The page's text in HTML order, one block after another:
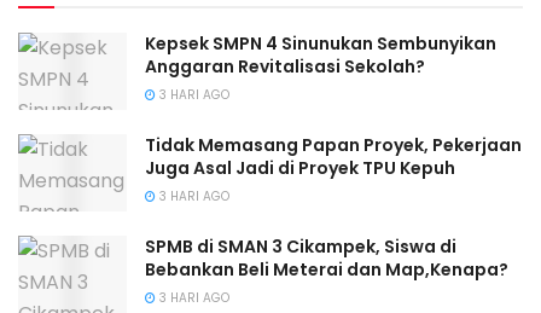
Kepsek SMPN 4 Sinunukan Sembunyikan
Anggaran Revitalisasi Sekolah?
3 HARI AGO
Tidak Memasang Papan Proyek, Pekerjaan
Juga Asal Jadi di Proyek TPU Kepuh
3 HARI AGO
SPMB di SMAN 3 Cikampek, Siswa di
Bebankan Beli Meterai dan Map,Kenapa?
3 HARI AGO